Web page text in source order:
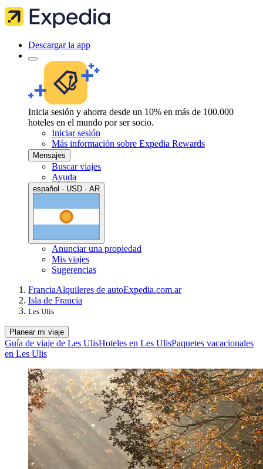
Descargar la app
Inicia sesión y ahorra desde un 10% en más de 100.000
hoteles en el mundo por ser socio.
Iniciar sesión
Más información sobre Expedia Rewards
Mensajes
Buscar viajes
Ayuda
español · USD · AR
Anunciar una propiedad
Mis viajes
Sugerencias
FranciaAlquileres de autoExpedia.com.ar
Isla de Francia
Les Ulis
Planear mi viaje
Guía de viaje de Les UlisHoteles en Les UlisPaquetes vacacionales
en Les Ulis